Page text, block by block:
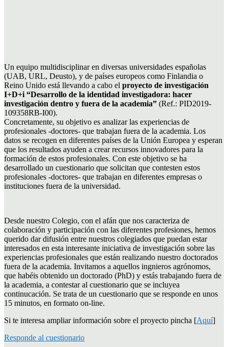
Un equipo multidisciplinar en diversas universidades españolas
(UAB, URL, Deusto), y de países europeos como Finlandia o
Reino Unido está llevando a cabo el proyecto de investigación
I+D+i “Desarrollo de la identidad investigadora: hacer
investigación dentro y fuera de la academia” (Ref.: PID2019-
109358RB-I00).
Concretamente, su objetivo es analizar las experiencias de
profesionales -doctores- que trabajan fuera de la academia. Los
datos se recogen en diferentes países de la Unión Europea y esperan
que los resultados ayuden a crear recursos innovadores para la
formación de estos profesionales. Con este objetivo se ha
desarrollado un cuestionario que solicitan que contesten estos
profesionales -doctores- que trabajan en diferentes empresas o
instituciones fuera de la universidad.
Desde nuestro Colegio, con el afán que nos caracteriza de
colaboración y participación con las diferentes profesiones, hemos
querido dar difusión entre nuestros colegiados que puedan estar
interesados en esta interesante iniciativa de investigación sobre las
experiencias profesionales que están realizando nuestro doctorados
fuera de la academia. Invitamos a aquellos ingnieros agrónomos,
que habéis obtenido un doctorado (PhD) y estás trabajando fuera de
la academia, a contestar al cuestionario que se incluyea
continucación. Se trata de un cuestionario que se responde en unos
15 minutos, en formato on-line.
Si te interesa ampliar información sobre el proyecto pincha [Aquí]
Responde al cuestionario